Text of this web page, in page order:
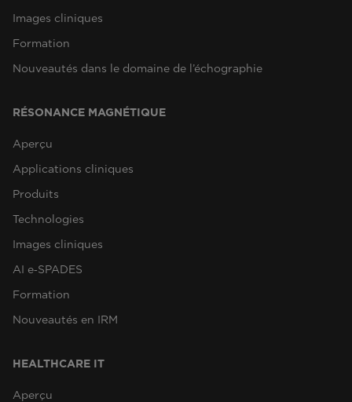
Images cliniques
Formation
Nouveautés dans le domaine de l’échographie
RÉSONANCE MAGNÉTIQUE
Aperçu
Applications cliniques
Produits
Technologies
Images cliniques
AI e‑SPADES
Formation
Nouveautés en IRM
HEALTHCARE IT
Aperçu